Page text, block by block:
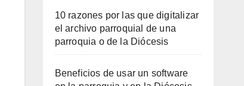
10 razones por las que digitalizar
el archivo parroquial de una
parroquia o de la Diócesis
Beneficios de usar un software